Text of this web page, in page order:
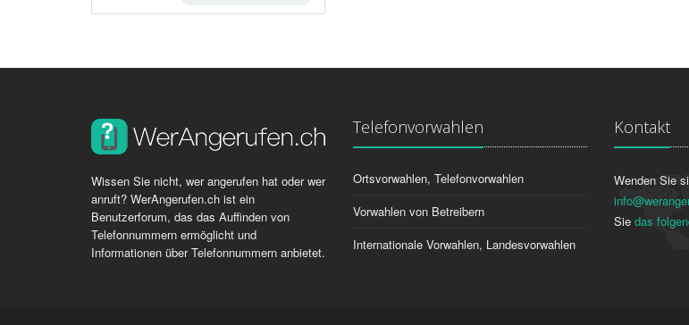
Wissen Sie nicht, wer angerufen hat oder wer
anruft? WerAngerufen.ch ist ein
Benutzerforum, das das Auffinden von
Telefonnummern ermöglicht und
Informationen über Telefonnummern anbietet.
Telefonvorwahlen
Ortsvorwahlen, Telefonvorwahlen
Vorwahlen von Betreibern
Internationale Vorwahlen, Landesvorwahlen
Kontakt
Wenden Sie
Sie das